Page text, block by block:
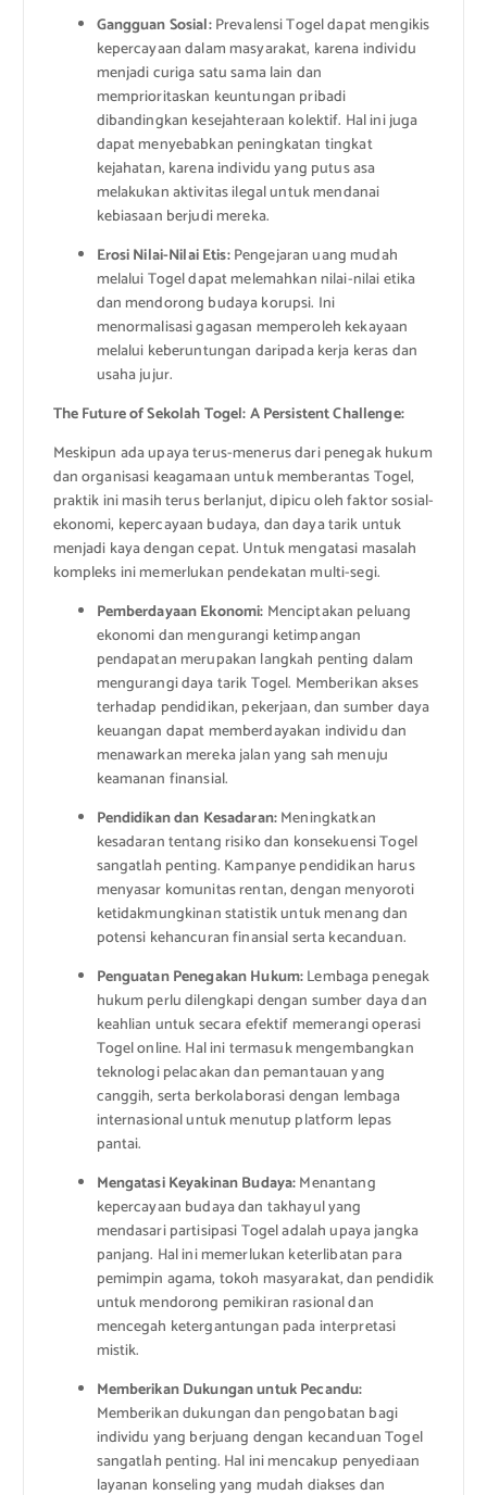
Gangguan Sosial:Prevalensi Togel dapat mengikis
kepercayaan dalam masyarakat, karena individu
menjadi curiga satu sama lain dan
memprioritaskan keuntungan pribadi
dibandingkan kesejahteraan kolektif. Hal ini juga
dapat menyebabkan peningkatan tingkat
kejahatan, karena individu yang putus asa
melakukan aktivitas ilegal untuk mendanai
kebiasaan berjudi mereka.
Erosi Nilai-Nilai Etis:Pengejaran uang mudah
melalui Togel dapat melemahkan nilai-nilai etika
dan mendorong budaya korupsi. Ini
menormalisasi gagasan memperoleh kekayaan
melalui keberuntungan daripada kerja keras dan
usaha jujur.
The Future of Sekolah Togel: A Persistent Challenge:
Meskipun ada upaya terus-menerus dari penegak hukum
dan organisasi keagamaan untuk memberantas Togel,
praktik ini masih terus berlanjut, dipicu oleh faktor sosial-
ekonomi, kepercayaan budaya, dan daya tarik untuk
menjadi kaya dengan cepat. Untuk mengatasi masalah
kompleks ini memerlukan pendekatan multi-segi.
Pemberdayaan Ekonomi: Menciptakan peluang
ekonomi dan mengurangi ketimpangan
pendapatan merupakan langkah penting dalam
mengurangi daya tarik Togel. Memberikan akses
terhadap pendidikan, pekerjaan, dan sumber daya
keuangan dapat memberdayakan individu dan
menawarkan mereka jalan yang sah menuju
keamanan finansial.
Pendidikan dan Kesadaran:Meningkatkan
kesadaran tentang risiko dan konsekuensi Togel
sangatlah penting. Kampanye pendidikan harus
menyasar komunitas rentan, dengan menyoroti
ketidakmungkinan statistik untuk menang dan
potensi kehancuran finansial serta kecanduan.
Penguatan Penegakan Hukum:Lembaga penegak
hukum perlu dilengkapi dengan sumber daya dan
keahlian untuk secara efektif memerangi operasi
Togel online. Hal ini termasuk mengembangkan
teknologi pelacakan dan pemantauan yang
canggih, serta berkolaborasi dengan lembaga
internasional untuk menutup platform lepas
pantai.
Mengatasi Keyakinan Budaya:Menantang
kepercayaan budaya dan takhayul yang
mendasari partisipasi Togel adalah upaya jangka
panjang. Hal ini memerlukan keterlibatan para
pemimpin agama, tokoh masyarakat, dan pendidik
untuk mendorong pemikiran rasional dan
mencegah ketergantungan pada interpretasi
mistik.
Memberikan Dukungan untuk Pecandu:
Memberikan dukungan dan pengobatan bagi
individu yang berjuang dengan kecanduan Togel
sangatlah penting. Hal ini mencakup penyediaan
layanan konseling yang mudah diakses dan